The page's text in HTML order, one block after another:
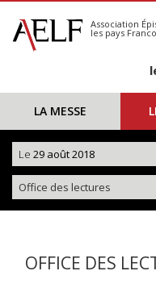
S'abonner
Calendrier
Association
les pays
LA MESSE
Le 29 août 2018
Office des lectures
OFFICE DES